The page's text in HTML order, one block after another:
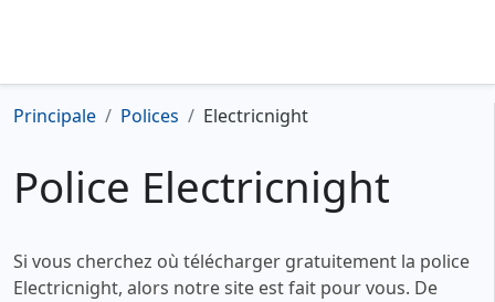
Principale Polices Electricnight
Police Electricnight
Si vous cherchez où télécharger gratuitement la police
Electricnight, alors notre site est fait pour vous. De